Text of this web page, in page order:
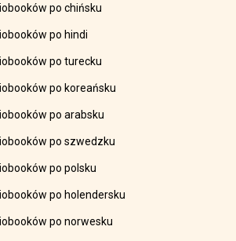
po chińsku
po hindi
po turecku
po koreańsku
po arabsku
po szwedzku
po polsku
po holendersku
po norwesku